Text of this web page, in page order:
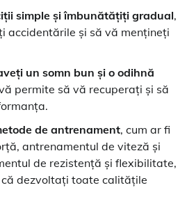
simple și îmbunătățiți gradual,
accidentările și să vă mențineți
un somn bun și o odihnă
permite să vă recuperați și să
de antrenament, cum ar fi
antrenamentul de viteză și
de rezistență și flexibilitate,
dezvoltați toate calitățile